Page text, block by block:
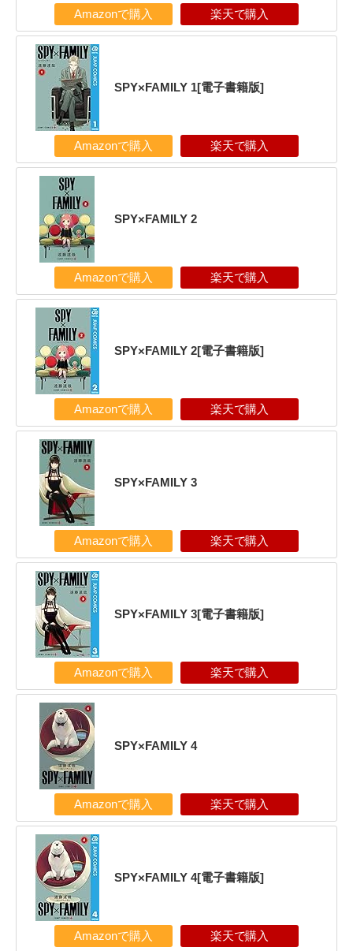
Amazonで購入 楽天で購入
SPY×FAMILY 1[電子書籍版]
Amazonで購入 楽天で購入
SPY×FAMILY 2
Amazonで購入 楽天で購入
SPY×FAMILY 2[電子書籍版]
Amazonで購入 楽天で購入
SPY×FAMILY 3
Amazonで購入 楽天で購入
SPY×FAMILY 3[電子書籍版]
Amazonで購入 楽天で購入
SPY×FAMILY 4
Amazonで購入 楽天で購入
SPY×FAMILY 4[電子書籍版]
Amazonで購入 楽天で購入